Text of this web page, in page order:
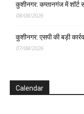
कुशीनगर: कप्तानगंज में
08/08/2026
कुशीनगर: एसपी की बड़ी
07/08/2026
Calendar